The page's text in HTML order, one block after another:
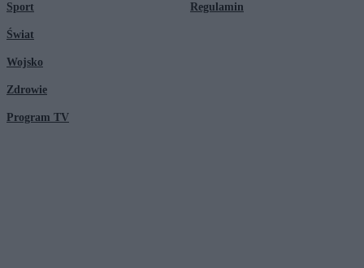
Sport
Świat
Wojsko
Zdrowie
Program TV
Regulamin